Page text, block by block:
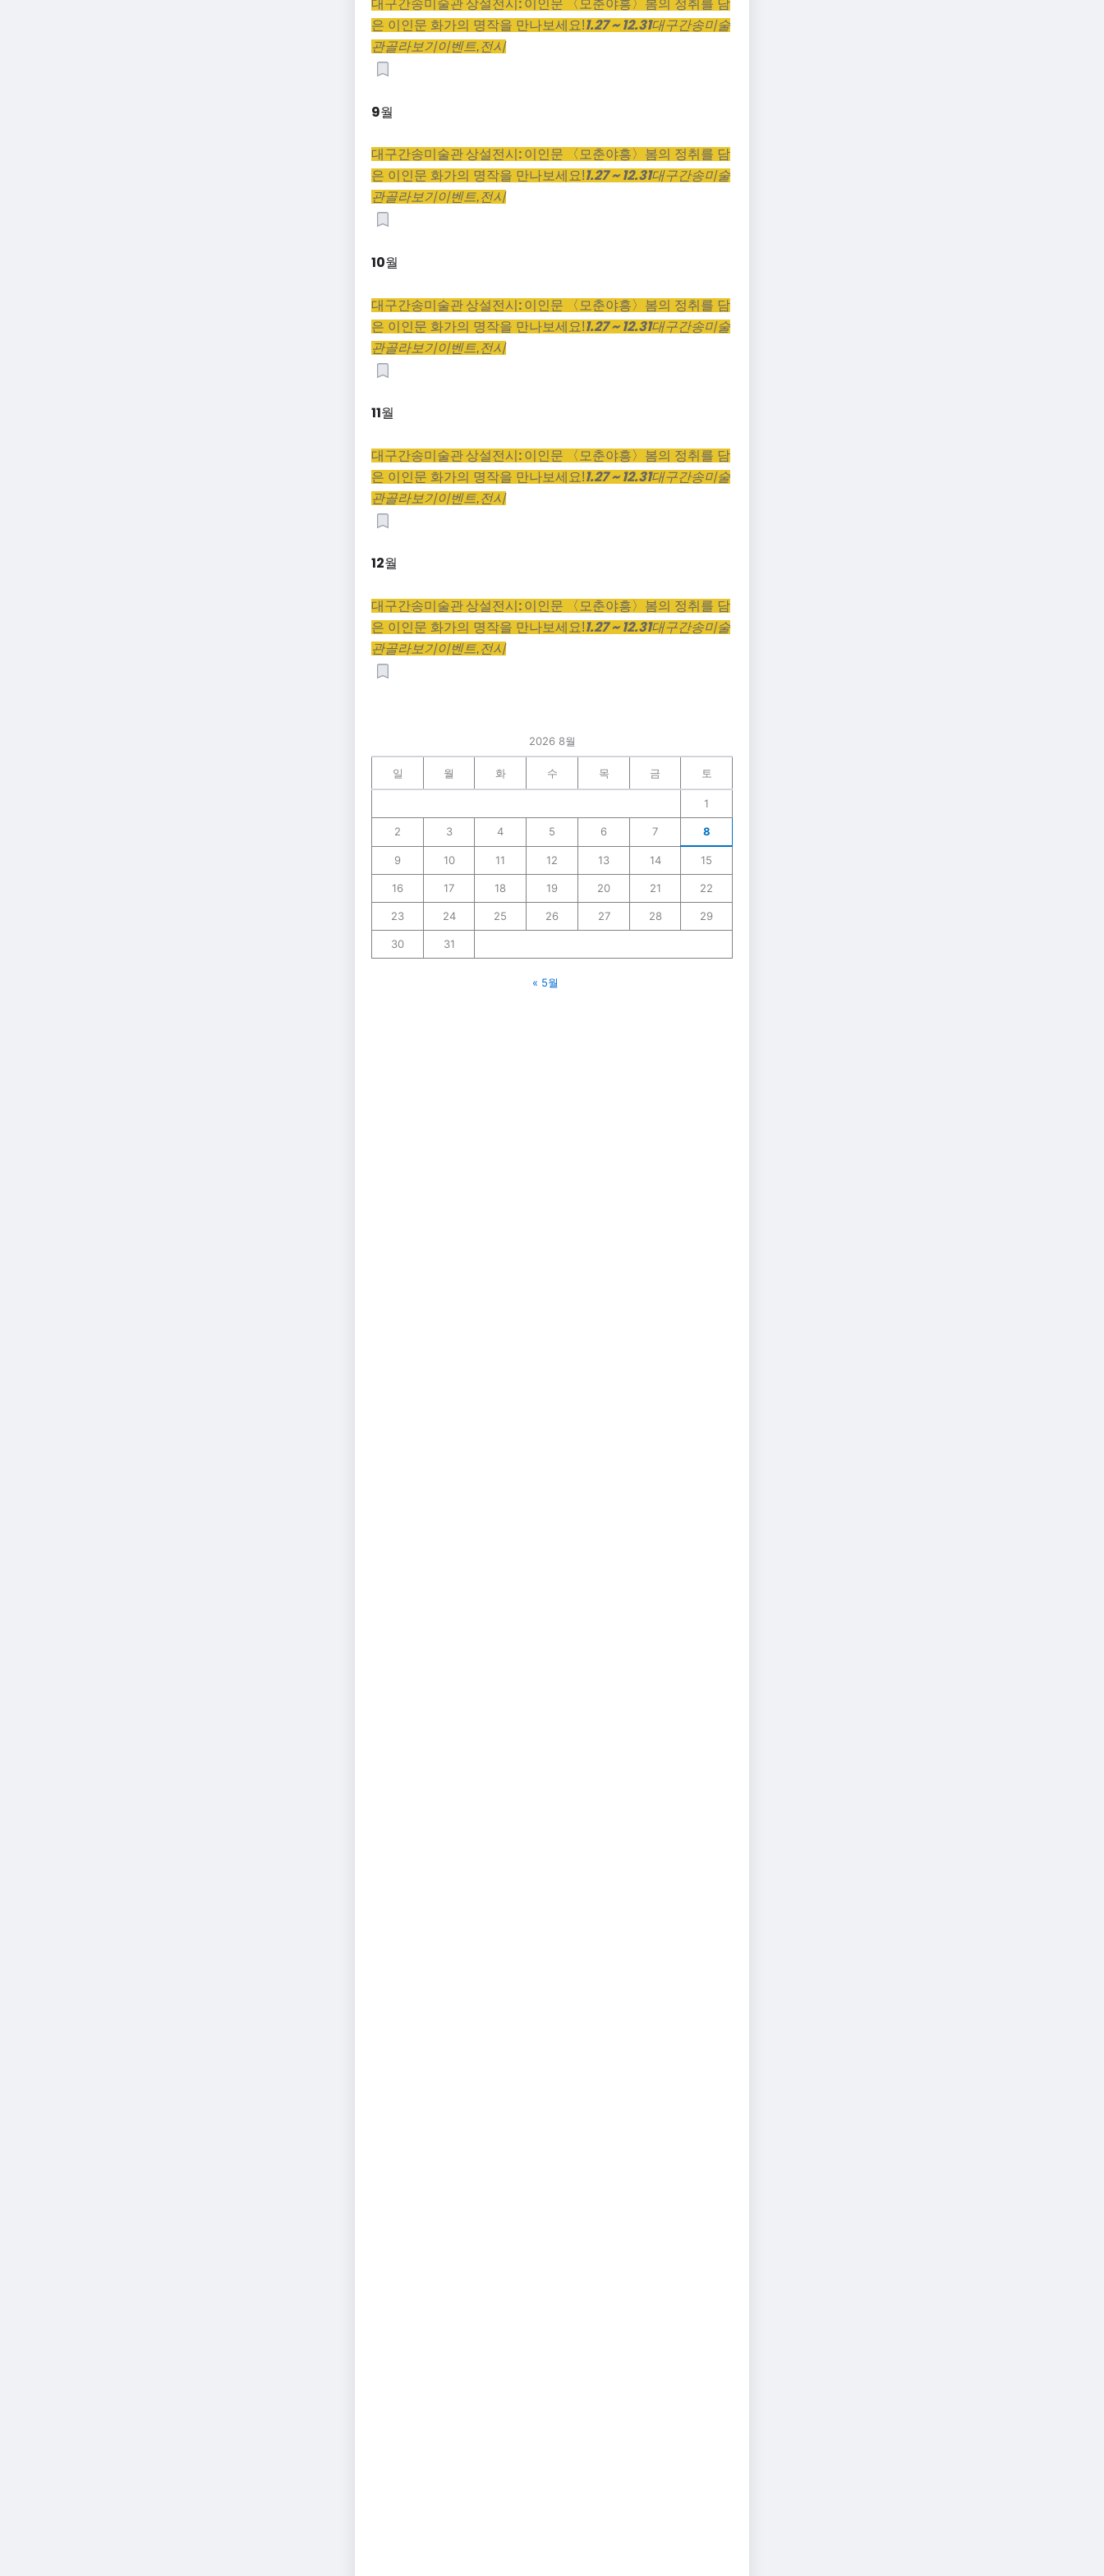
대구간송미술관 상설전시: 이인문 〈모춘야흥〉
봄의 정취를 담
은 이인문 화가의 명작을 만나보세요!1.27 ~ 12.31대구간송미술
관골라보기이벤트,전시
9월
대구간송미술관 상설전시: 이인문 〈모춘야흥〉
봄의 정취를 담
은 이인문 화가의 명작을 만나보세요!1.27 ~ 12.31대구간송미술
관골라보기이벤트,전시
10월
대구간송미술관 상설전시: 이인문 〈모춘야흥〉
봄의 정취를 담
은 이인문 화가의 명작을 만나보세요!1.27 ~ 12.31대구간송미술
관골라보기이벤트,전시
11월
대구간송미술관 상설전시: 이인문 〈모춘야흥〉
봄의 정취를 담
은 이인문 화가의 명작을 만나보세요!1.27 ~ 12.31대구간송미술
관골라보기이벤트,전시
12월
대구간송미술관 상설전시: 이인문 〈모춘야흥〉
봄의 정취를 담
은 이인문 화가의 명작을 만나보세요!1.27 ~ 12.31대구간송미술
관골라보기이벤트,전시
2026 8월
일 월 화 수 목 금 토
1
2 3 4 5 6 7 8
9 10 11 12 13 14 15
16 17 18 19 20 21 22
23 24 25 26 27 28 29
30 31
« 5월